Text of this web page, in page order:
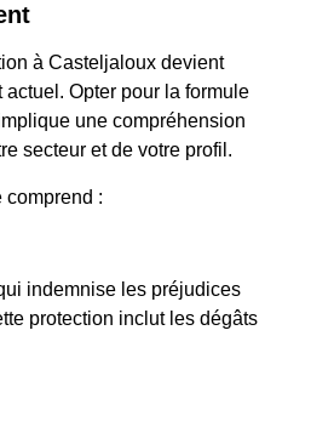
à Casteljaloux devient
Opter pour la formule
une compréhension
secteur et de votre profil.
comprend :
indemnise les préjudices
protection inclut les dégâts